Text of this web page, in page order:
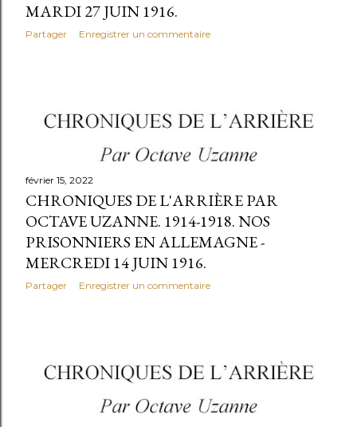
MARDI 27 JUIN 1916.
Partager Enregistrer un commentaire
février 15, 2022
CHRONIQUES DE L'ARRIÈRE PAR
OCTAVE UZANNE. 1914-1918. NOS
PRISONNIERS EN ALLEMAGNE -
MERCREDI 14 JUIN 1916.
Partager Enregistrer un commentaire